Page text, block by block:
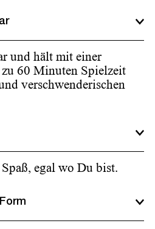
und hält mit einer
60 Minuten Spielzeit
verschwenderischen
egal wo Du bist.